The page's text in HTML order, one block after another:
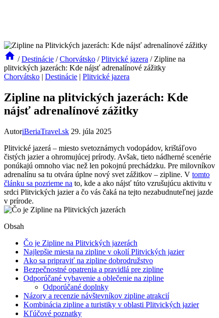
/ Destinácie / Chorvátsko / Plitvické jazera / Zipline na
plitvických jazerách: Kde nájsť adrenalínové zážitky
Chorvátsko | Destinácie | Plitvické jazera
Zipline na plitvických jazerách: Kde
nájsť adrenalínové zážitky
AutoriBeriaTravel.sk 29. júla 2025
Plitvické jazerá – miesto svetoznámych vodopádov, krištáľovo
čistých jazier a ohromujúcej prírody. Avšak, tieto nádherné scenérie
ponúkajú omnoho viac než len pokojnú prechádzku. Pre milovníkov
adrenalínu sa tu otvára úplne nový svet zážitkov – zipline. V tomto
článku sa pozrieme na to, kde a ako nájsť túto vzrušujúcu aktivitu v
srdci Plitvických jazier a čo vás čaká na tejto nezabudnuteľnej jazde
v prírode.
Obsah
Čo je Zipline na Plitvických jazerách
Najlepšie miesta na zipline v okolí Plitvických jazier
Ako sa pripraviť na zipline dobrodružstvo
Bezpečnostné opatrenia a pravidlá pre zipline
Odporúčané vybavenie a oblečenie na zipline
Odporúčané doplnky
Názory a recenzie návštevníkov zipline atrakcií
Kombinácia zipline a turistiky v oblasti Plitvických jazier
Kľúčové poznatky